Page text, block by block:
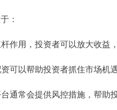
：
作用，投资者可以放大收益
可以帮助投资者抓住市场机
通常会提供风控措施，帮助